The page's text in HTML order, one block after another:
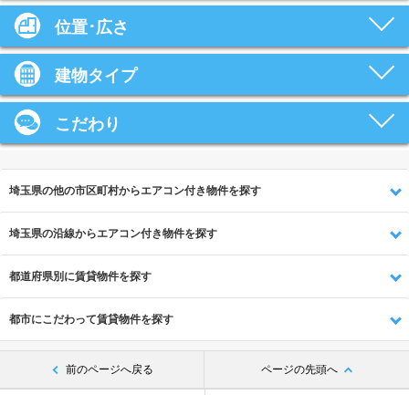
位置･広さ
建物タイプ
こだわり
埼玉県の他の市区町村からエアコン付き物件を探す
埼玉県の沿線からエアコン付き物件を探す
都道府県別に賃貸物件を探す
都市にこだわって賃貸物件を探す
前のページへ戻る ページの先頭へ